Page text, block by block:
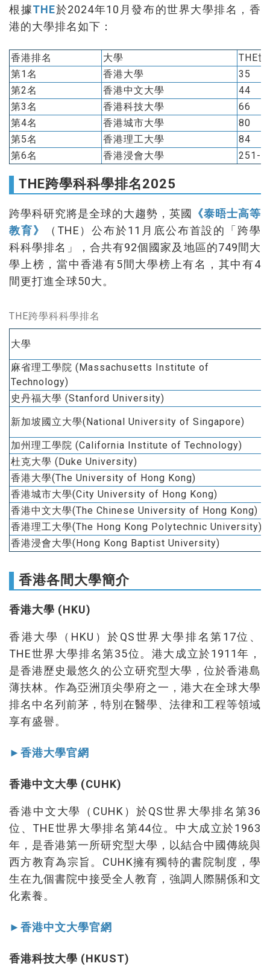
根據THE於2024年10月發布的世界大學排名，香
港的大學排名如下：
香港排名 大學
THE
第1名
香港大學
35
第2名
香港中文大學
44
第3名
香港科技大學
66
第4名
香港城市大學
80
第5名
香港理工大學
84
第6名
香港浸會大學 251-
THE跨學科科學排名2025
跨學科研究將是全球的大趨勢，英國
《泰晤士高等
教育》
（THE）公布於11月底公布首設的「跨學
科科學排名」，合共有92個國家及地區的749間大
學上榜，當中香港有5間大學榜上有名，其中有4
間更打進全球50大。
THE跨學科科學排名
大學
麻省理工學院 (Massachusetts Institute of
Technology)
史丹福大學 (Stanford University)
新加坡國立大學(National University of Singapore)
加州理工學院 (California Institute of Technology)
杜克大學 (Duke University)
香港大學(The University of Hong Kong)
香港城市大學(City University of Hong Kong)
香港中文大學(The Chinese University of Hong Kong)
香港理工大學(The Hong Kong Polytechnic University)
香港浸會大學(Hong Kong Baptist University)
香港各間大學簡介
香港大學 (HKU)
香港大學（HKU）於QS世界大學排名第17位、
THE世界大學排名第35位。港大成立於1911年，
是香港歷史最悠久的公立研究型大學，位於香港島
薄扶林。作為亞洲頂尖學府之一，港大在全球大學
排名中名列前茅，特別在醫學、法律和工程等領域
享有盛譽。
►香港大學官網
香港中文大學 (CUHK)
香港中文大學（CUHK）於QS世界大學排名第36
位、THE世界大學排名第44位。中大成立於1963
年，是香港第一所研究型大學，以結合中國傳統與
西方教育為宗旨。CUHK擁有獨特的書院制度，學
生在九個書院中接受全人教育，強調人際關係和文
化素養。
►香港中文大學官網
香港科技大學 (HKUST)